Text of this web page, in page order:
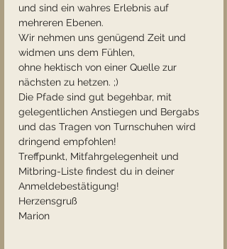
und sind ein wahres Erlebnis auf
mehreren Ebenen.
Wir nehmen uns genügend Zeit und
widmen uns dem Fühlen,
ohne hektisch von einer Quelle zur
nächsten zu hetzen. ;)
Die Pfade sind gut begehbar, mit
gelegentlichen Anstiegen und Bergabs
und das Tragen von Turnschuhen wird
dringend empfohlen!
Treffpunkt, Mitfahrgelegenheit und
Mitbring-Liste findest du in deiner
Anmeldebestätigung!
Herzensgruß
Marion